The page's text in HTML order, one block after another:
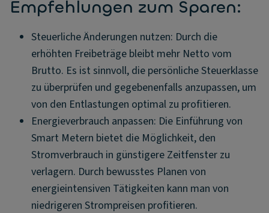
Empfehlungen zum Sparen:
Steuerliche Änderungen nutzen: Durch die
erhöhten Freibeträge bleibt mehr Netto vom
Brutto. Es ist sinnvoll, die persönliche Steuerklasse
zu überprüfen und gegebenenfalls anzupassen, um
von den Entlastungen optimal zu profitieren.
Energieverbrauch anpassen: Die Einführung von
Smart Metern bietet die Möglichkeit, den
Stromverbrauch in günstigere Zeitfenster zu
verlagern. Durch bewusstes Planen von
energieintensiven Tätigkeiten kann man von
niedrigeren Strompreisen profitieren.